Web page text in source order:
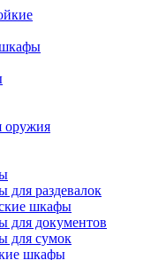
оружия
для раздевалок
шкафы
для документов
для сумок
шкафы